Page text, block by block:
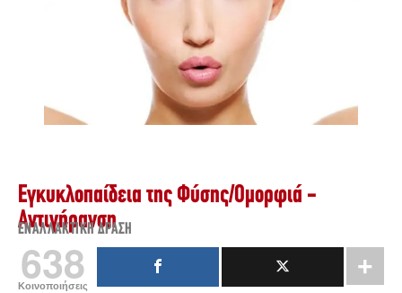
Εγκυκλοπαίδεια της Φύσης/Ομορφιά -
Αντιγήρανση
ΕΝΑΛΛΑΚΤΙΚΉ ΔΡΆΣΗ
638
Κοινοποιήσεις